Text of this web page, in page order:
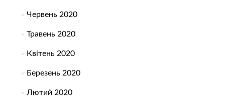
Червень 2020
Травень 2020
Квітень 2020
Березень 2020
Лютий 2020